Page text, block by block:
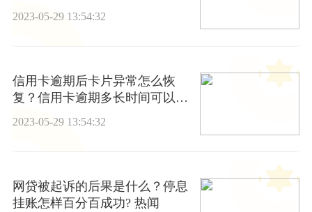
2023-05-29 13:54:32
信用卡逾期后卡片异常怎么恢
复？信用卡逾期多长时间可以正
2023-05-29 13:54:32
网贷被起诉的后果是什么？停息
挂账怎样百分百成功? 热闻